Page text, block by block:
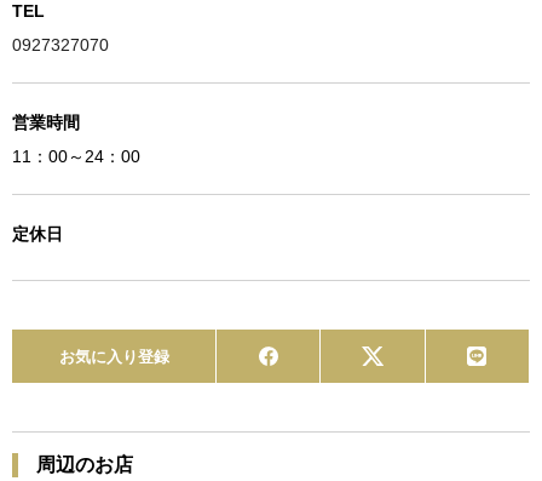
TEL
0927327070
営業時間
11：00～24：00
定休日
お気に入り登録
周辺のお店